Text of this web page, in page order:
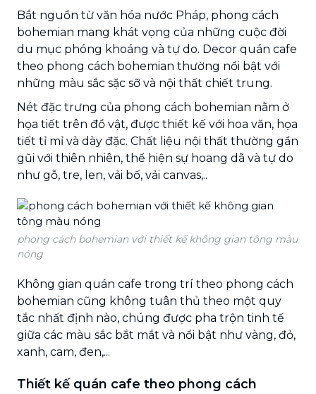
Bắt nguồn từ văn hóa nước Pháp, phong cách
bohemian mang khát vọng của những cuộc đời
du mục phóng khoáng và tự do. Decor quán cafe
theo phong cách bohemian thường nổi bật với
những màu sắc sặc sỡ và nội thất chiết trung.
Nét đặc trưng của phong cách bohemian nằm ở
họa tiết trên đồ vật, được thiết kế với hoa văn, họa
tiết tỉ mỉ và dày đặc. Chất liệu nội thất thường gần
gũi với thiên nhiên, thể hiện sự hoang dã và tự do
như gỗ, tre, len, vải bố, vải canvas,..
phong cách bohemian với thiết kế không gian tông màu
nóng
Không gian quán cafe trong trí theo phong cách
bohemian cũng không tuân thủ theo một quy
tắc nhất định nào, chúng được pha trộn tinh tế
giữa các màu sắc bắt mắt và nổi bật như vàng, đỏ,
xanh, cam, đen,...
Thiết kế quán cafe theo phong cách